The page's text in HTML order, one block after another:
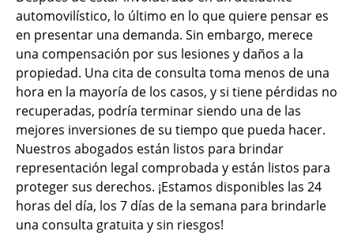
automovilístico, lo último en lo que quiere pensar es
en presentar una demanda. Sin embargo, merece
una compensación por sus lesiones y daños a la
propiedad. Una cita de consulta toma menos de una
hora en la mayoría de los casos, y si tiene pérdidas no
recuperadas, podría terminar siendo una de las
mejores inversiones de su tiempo que pueda hacer.
Nuestros abogados están listos para brindar
representación legal comprobada y están listos para
proteger sus derechos. ¡Estamos disponibles las 24
horas del día, los 7 días de la semana para brindarle
una consulta gratuita y sin riesgos!